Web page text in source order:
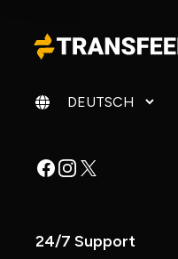
Sprache ändern
Facebook
Instagram
X
24/7 Support